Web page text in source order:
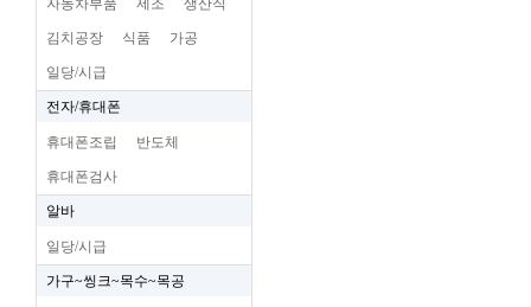
자동차부품 제조 생산직
김치공장 식품 가공
일당/시급
전자/휴대폰
휴대폰조립 반도체
휴대폰검사
알바
일당/시급
가구~씽크~목수~목공